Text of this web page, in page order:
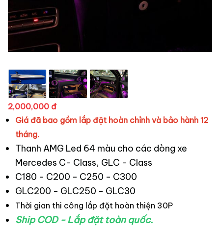
2,000,000 đ
Giá đã bao gồm lắp đặt hoàn chỉnh và bảo hành 12
tháng.
Thanh AMG Led 64 màu cho các dòng xe
Mercedes C- Class, GLC - Class
C180 - C200 - C250 - C300
GLC200 - GLC250 - GLC30
Thời gian thi công lắp đặt hoàn thiện 30P
Ship COD - Lắp đặt toàn quốc.